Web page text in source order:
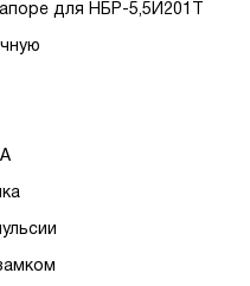
для НБР-5,5И201Т